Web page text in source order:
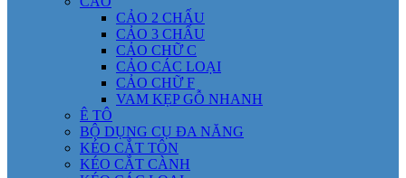
CẢO 2 CHẤU
CẢO 3 CHẤU
CẢO CHỮ C
CẢO CÁC LOẠI
CẢO CHỮ F
VAM KẸP GỖ NHANH
Ê TÔ
BỘ DỤNG CỤ ĐA NĂNG
KÉO CẮT TÔN
KÉO CẮT CÀNH